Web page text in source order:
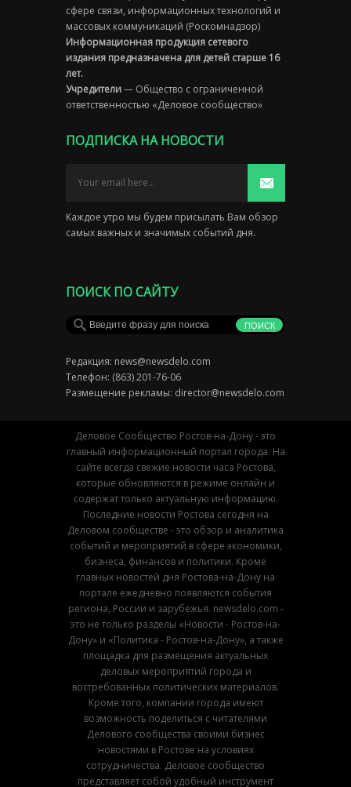
сфере связи, информационных технологий и
массовых коммуникаций (Роскомнадзор)
Информационная продукция сетевого
издания предназначена для детей старше 16
лет.
Учредители— Общество с ограниченной
ответственностью «Деловое сообщество»
ПОДПИСКА НА НОВОСТИ
Каждое утро мы будем присылать Вам обзор
самых важных и значимых событий дня.
ПОИСК ПО САЙТУ
Редакция: news@newsdelo.com
Телефон: (863) 201-76-06
Размещение рекламы: director@newsdelo.com
Деловое Сообщество Ростов-на-Дону - это
главный информационный портал города. На
сайте всегда свежие новости часа Ростова,
которые обновляются в режиме онлайн и
содержат только актуальную информацию.
Последние новости Ростова сегодня на
Деловом сообществе - это обзор и аналитика
событий и мероприятий в сфере экономики,
бизнеса, финансов и политики. Кроме
главных новостей дня Ростова-на-Дону на
портале ежедневно появляются события
региона, России и зарубежья. newsdelo.com -
это не только разделы «Новости - Ростов-на-
Дону» и «Политика - Ростов-на-Дону», а также
площадка для размещения актуальных
деловых мероприятий города и
востребованных политических материалов.
Кроме того, компании города имеют
возможность поделиться с читателями
Делового сообщества своими бизнес
новостями в Ростове на условиях
сотрудничества. Деловое сообщество
представляет собой удобный инструмент